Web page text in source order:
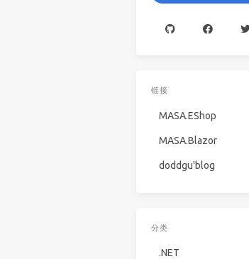
链接
MASA.EShop
MASA.Blazor
doddgu'blog
分类
.NET